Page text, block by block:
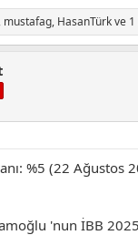
mustafag, HasanTürkve 1
%5 (22 Ağustos
'nun İBB